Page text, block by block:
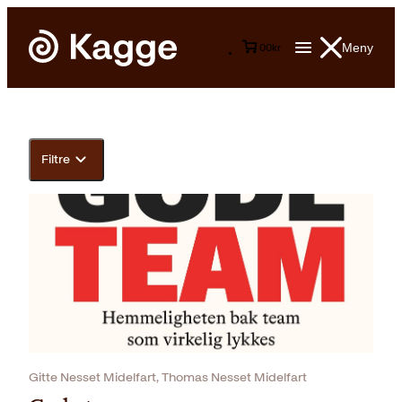
Meny
00kr
Filtre
Gitte Nesset Midelfart, Thomas Nesset Midelfart